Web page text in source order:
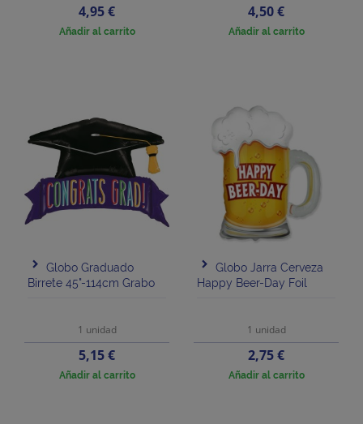
Precio
4,95 €
Añadir al carrito
Precio
4,50 €
Añadir al carrito
Globo Graduado
Birrete 45"-114cm Grabo
1 unidad
Precio
5,15 €
Añadir al carrito
Globo Jarra Cerveza
Happy Beer-Day Foil
1 unidad
Precio
2,75 €
Añadir al carrito